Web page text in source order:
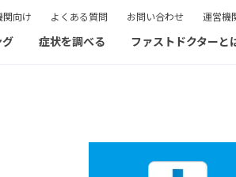
関向け よくある質問 お問い合わせ 運営機
症状を調べる ファストドクターと